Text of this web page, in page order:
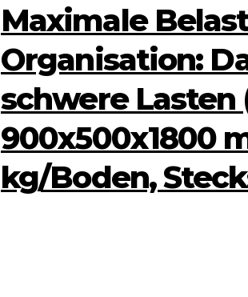
Maximale
Organisation:
schwere Lasten
900x500x1800
kg/Boden,